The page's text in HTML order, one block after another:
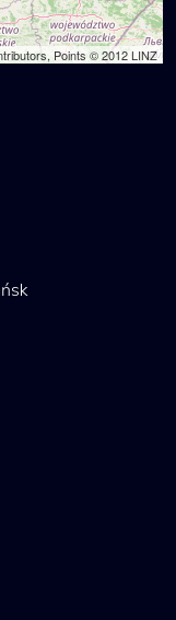
Points © 2012 LINZ